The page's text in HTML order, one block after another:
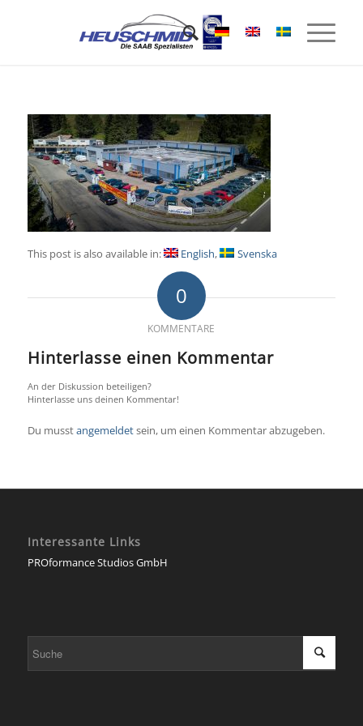
This post is also available in: English Svenska
0
KOMMENTARE
Hinterlasse einen Kommentar
An der Diskussion beteiligen?
Hinterlasse uns deinen Kommentar!
Du musstangemeldetsein, um einen Kommentar abzugeben.
Interessante Links
PROformance Studios GmbH